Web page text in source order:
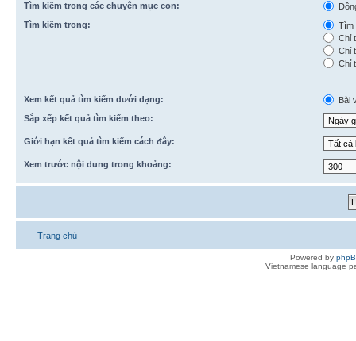
Tìm kiếm trong các chuyên mục con:
Tìm kiếm trong:
Tìm
Chỉ
Chỉ
Chỉ
Xem kết quả tìm kiếm dưới dạng:
Bài
Sắp xếp kết quả tìm kiếm theo:
Giới hạn kết quả tìm kiếm cách đây:
Xem trước nội dung trong khoảng:
Trang chủ
Powered by
Vietnamese language